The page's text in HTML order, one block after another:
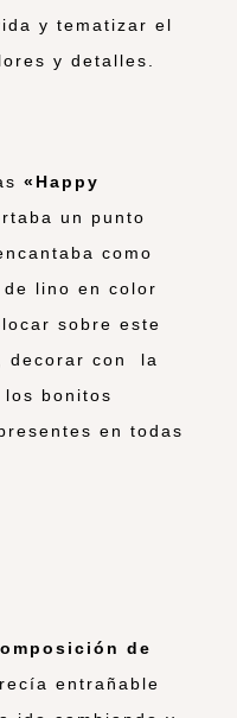
y tematizar el
y detalles.
«Happy
un punto
como
lino en color
sobre este
decorar con la
los bonitos
en todas
de
entrañable